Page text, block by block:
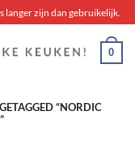
langer zijn dan gebruikelijk.
0
“NORDIC